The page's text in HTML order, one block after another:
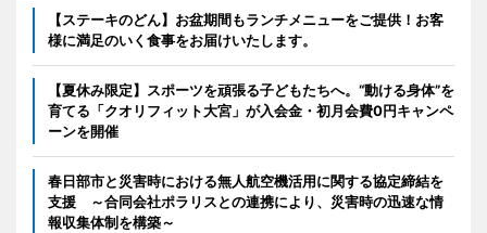
【ステーキのどん】お盆期間もランチメニューをご提供！お客
様に満足のいく食事をお届けいたします。
【夏休み限定】スポーツを頑張る子どもたちへ。“動ける身体”を
育てる「クオリフィット大宮」が入会金・初月会費0円キャンペ
ーンを開催
春日部市と災害時における無人航空機活用に関する協定締結を
支援 ～合同会社ポラリスとの連携により、災害時の迅速な情
報収集体制を構築～